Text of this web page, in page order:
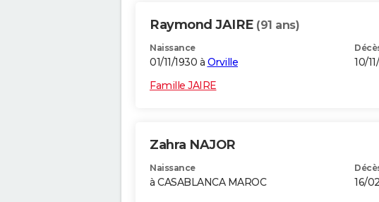
Raymond JAIRE (91 ans)
Naissance
01/11/1930 à Orville 10/
Famille JAIRE
Zahra NAJOR
Naissance
à CASABLANCA MAROC 16/